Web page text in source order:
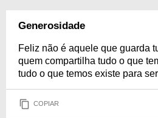
Generosidade
Feliz não é aquele que guarda
quem compartilha tudo o que
tudo o que temos existe para
COPIAR